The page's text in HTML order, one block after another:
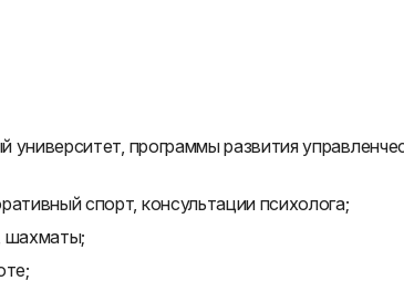
программы развития
спорт, консультации психолога;
шахматы;